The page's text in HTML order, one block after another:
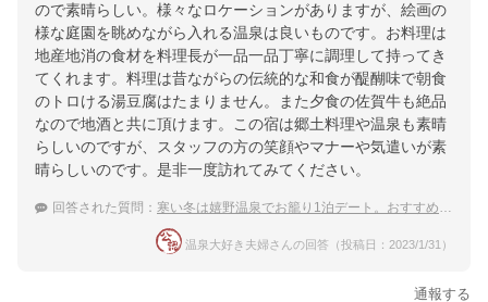
ので素晴らしい。様々なロケーションがありますが、絵画の
様な庭園を眺めながら入れる温泉は良いものです。お料理は
地産地消の食材を料理長が一品一品丁寧に調理して持ってき
てくれます。料理は昔ながらの伝統的な和食が醍醐味で朝食
のトロける湯豆腐はたまりません。また夕食の佐賀牛も絶品
なので地酒と共に頂けます。この宿は郷土料理や温泉も素晴
らしいのですが、スタッフの方の笑顔やマナーや気遣いが素
晴らしいのです。是非一度訪れてみてください。
回答された質問： 寒い冬は嬉野温泉でお籠り1泊デート。おすすめの露天風呂付客室の宿は？
温泉大好き夫婦さんの回答（投稿日：2023/1/31）
通報する